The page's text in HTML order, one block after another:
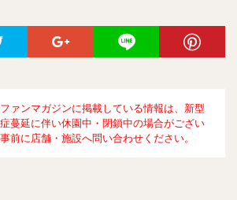
ファンマガジンに掲載している情報は、新型
蔓延に伴い休園中・閉鎖中の場合がござい
前に店舗・施設へ問い合わせください。